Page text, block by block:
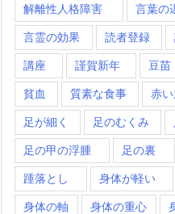
解離性人格障害 言葉の
言霊の効果 読者登録
講座 謹賀新年 豆苗
貧血 質素な食事 赤
足が細く 足のむくみ
足の甲の浮腫 足の裏
踵落とし 身体が軽い
身体の軸 身体の重心